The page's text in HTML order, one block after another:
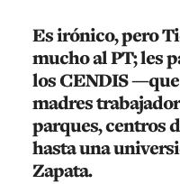
Es irónico, pero
mucho al PT; les
los CENDIS
madres
parques, centros
hasta una
Zapata.